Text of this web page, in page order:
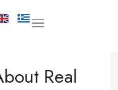
Real